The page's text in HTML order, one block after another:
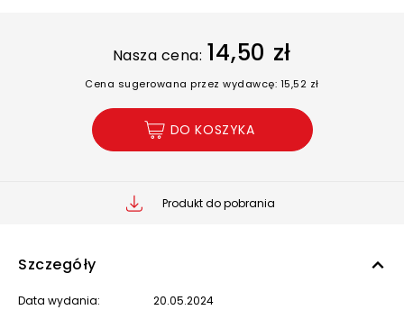
Nasza cena: 14,50 zł
Cena sugerowana przez wydawcę: 15,52 zł
DO KOSZYKA
Produkt do pobrania
Szczegóły
Data wydania: 20.05.2024